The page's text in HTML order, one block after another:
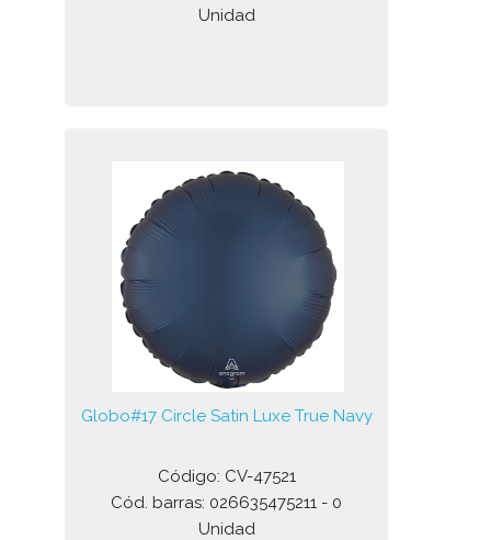
Unidad
Globo#17 Circle Satin Luxe True Navy
Código: CV-47521
Cód. barras: 026635475211 - 0
Unidad